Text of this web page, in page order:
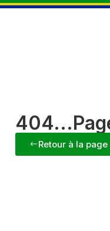
Retour à la